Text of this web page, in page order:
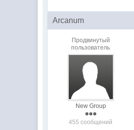
Arcanum
Продвинутый
пользователь
New Group
455 сообщений